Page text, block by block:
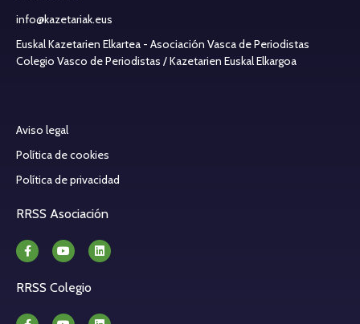
info@kazetariak.eus
Euskal Kazetarien Elkartea - Asociación Vasca de Periodistas
Colegio Vasco de Periodistas / Kazetarien Euskal Elkargoa
Aviso legal
Política de cookies
Política de privacidad
RRSS Asociación
RRSS Colegio